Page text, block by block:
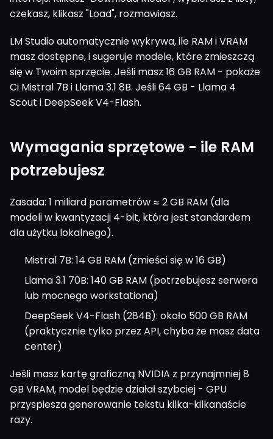
czekasz, klikasz "Load", rozmawiasz.
LM Studio automatycznie wykrywa, ile RAM i VRAM
masz dostępne, i sugeruje modele, które zmieszczą
się w Twoim sprzęcie. Jeśli masz 16 GB RAM - pokaże
Ci Mistral 7B i Llama 3.1 8B. Jeśli 64 GB - Llama 4
Scout i DeepSeek V4-Flash.
Wymagania sprzętowe - ile RAM
potrzebujesz
Zasada: 1 miliard parametrów ≈ 2 GB RAM (dla
modeli w kwantyzacji 4-bit, która jest standardem
dla użytku lokalnego).
Mistral 7B: 14 GB RAM (zmieści się w 16 GB)
Llama 3.1 70B: 140 GB RAM (potrzebujesz serwera
lub mocnego workstationa)
DeepSeek V4-Flash (284B): około 500 GB RAM
(praktycznie tylko przez API, chyba że masz data
center)
Jeśli masz kartę graficzną NVIDIA z przynajmniej 8
GB VRAM, model będzie działał szybciej - GPU
przyspiesza generowanie tekstu kilka-kilkanaście
razy.